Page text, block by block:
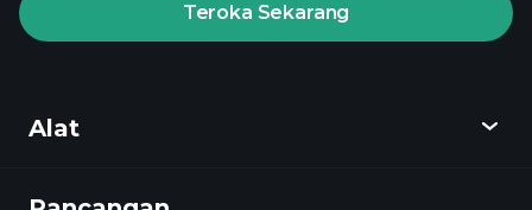
Playtrade
Teroka Sekarang
Alat